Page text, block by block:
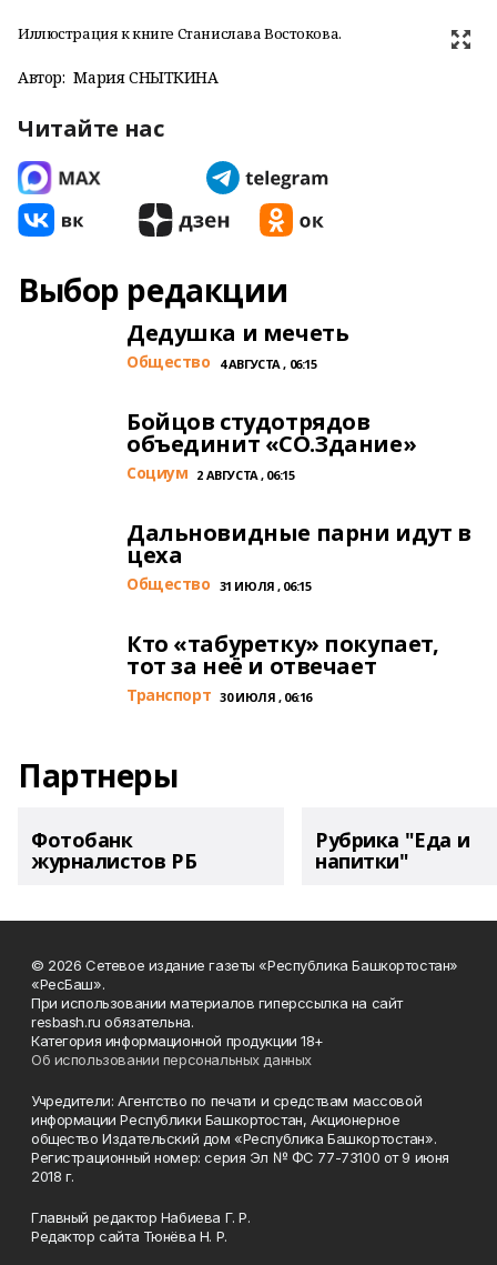
Иллюстрация к книге Станислава Востокова.
Автор: Мария СНЫТКИНА
Читайте нас
Выбор редакции
Дедушка и мечеть
Общество 4 АВГУСТА , 06:15
Бойцов студотрядов
объединит «СО.Здание»
Cоциум 2 АВГУСТА , 06:15
Дальновидные парни идут в
цеха
Общество 31 ИЮЛЯ , 06:15
Кто «табуретку» покупает,
тот за неё и отвечает
Транспорт 30 ИЮЛЯ , 06:16
Партнеры
Фотобанк
журналистов РБ
Рубрика "Еда и
напитки"
© 2026 Сетевое издание газеты «Республика Башкортостан»
«РесБаш».
При использовании материалов гиперссылка на сайт
resbash.ru обязательна.
Категория информационной продукции 18+
Об использовании персональных данных
Учредители: Агентство по печати и средствам массовой
информации Республики Башкортостан, Акционерное
общество Издательский дом «Республика Башкортостан».
Регистрационный номер: серия Эл № ФС 77-73100 от 9 июня
2018 г.
Главный редактор Набиева Г. Р.
Редактор сайта Тюнёва Н. Р.